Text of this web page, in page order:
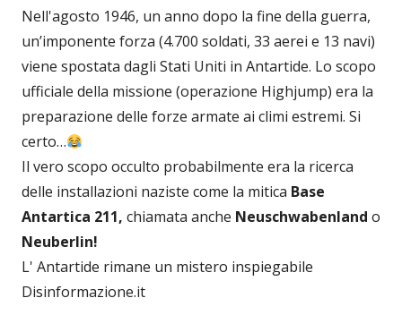
Nell'agosto 1946, un anno dopo la fine della guerra,
un’imponente forza (4.700 soldati, 33 aerei e 13 navi)
viene spostata dagli Stati Uniti in Antartide. Lo scopo
ufficiale della missione (operazione Highjump) era la
preparazione delle forze armate ai climi estremi. Si
certo…
Il vero scopo occulto probabilmente era la ricerca
delle installazioni naziste come la mitica Base
Antartica 211, chiamata anche Neuschwabenland o
Neuberlin!
L' Antartide rimane un mistero inspiegabile
Disinformazione.it